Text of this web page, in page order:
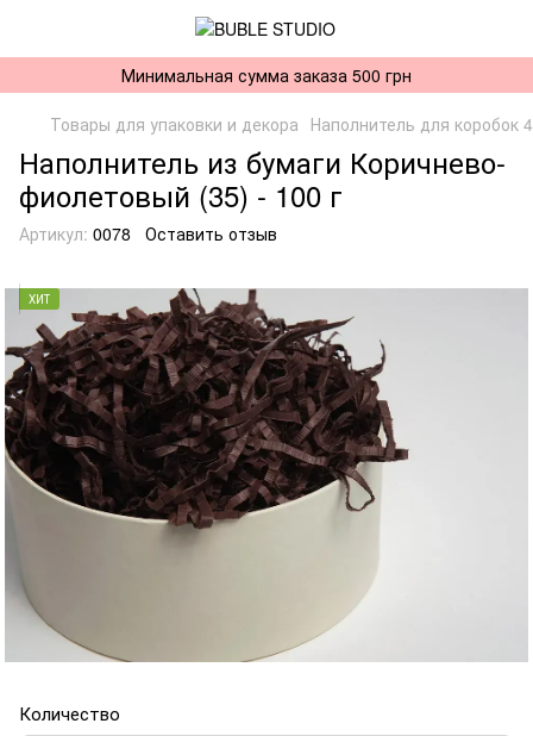
Минимальная сумма заказа 500 грн
Товары для упаковки и декора Наполнитель для коробок
Наполнитель из бумаги Коричнево-
фиолетовый (35) - 100 г
Артикул: 0078 Оставить отзыв
ХИТ
Количество